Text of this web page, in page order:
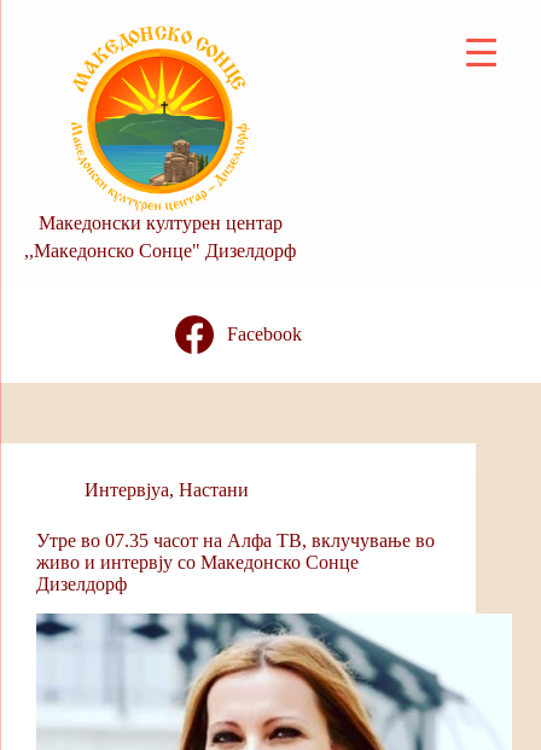
Македонски културен центар
,,Македонско Сонце" Дизелдорф
Facebook
Интервјуa, Настани
Утре во 07.35 часот на Алфа ТВ, вклучување во
живо и интервју со Македонско Сонце
Дизелдорф